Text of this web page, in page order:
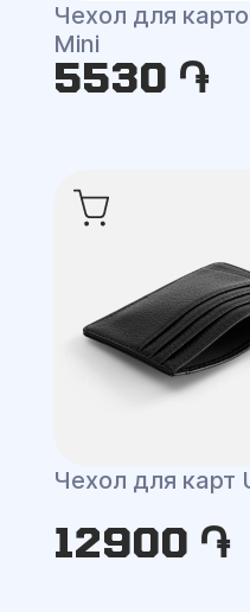
Чехол для
Mini
5530 ֏
Чехол для карт
12900 ֏